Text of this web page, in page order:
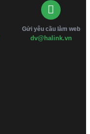
Gửi yêu cầu làm web
dv@halink.vn